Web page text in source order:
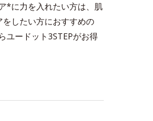
*に力を入れたい方は、肌
したい方におすすめの
ユードット3STEPがお得